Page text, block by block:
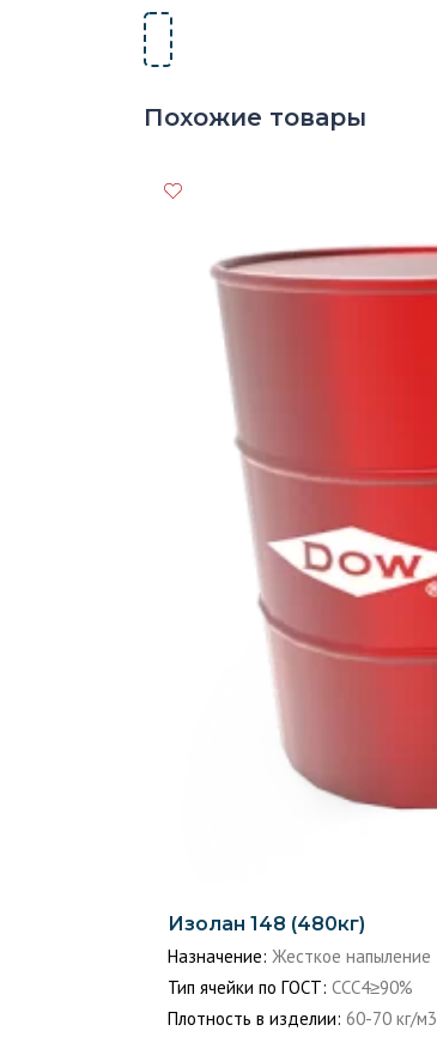
Похожие товары
Изолан 148 (480кг)
Назначение: Жесткое напыление
Тип ячейки по ГОСТ: ССС4≥90%
Плотность в изделии: 60-70 кг/м3